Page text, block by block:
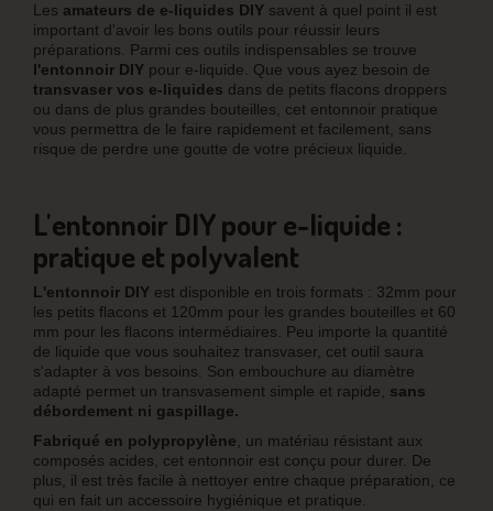
Les amateurs de e-liquides DIY savent à quel point il est
important d'avoir les bons outils pour réussir leurs
préparations. Parmi ces outils indispensables se trouve
l'entonnoir DIY pour e-liquide. Que vous ayez besoin de
transvaser vos e-liquides dans de petits flacons droppers
ou dans de plus grandes bouteilles, cet entonnoir pratique
vous permettra de le faire rapidement et facilement, sans
risque de perdre une goutte de votre précieux liquide.
L'entonnoir DIY pour e-liquide :
pratique et polyvalent
L'entonnoir DIY est disponible en trois formats : 32mm pour
les petits flacons et 120mm pour les grandes bouteilles et 60
mm pour les flacons intermédiaires. Peu importe la quantité
de liquide que vous souhaitez transvaser, cet outil saura
s'adapter à vos besoins. Son embouchure au diamètre
adapté permet un transvasement simple et rapide, sans
débordement ni gaspillage.
Fabriqué en polypropylène, un matériau résistant aux
composés acides, cet entonnoir est conçu pour durer. De
plus, il est très facile à nettoyer entre chaque préparation, ce
qui en fait un accessoire hygiénique et pratique.